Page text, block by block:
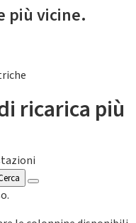
più vicine.
ricarica più